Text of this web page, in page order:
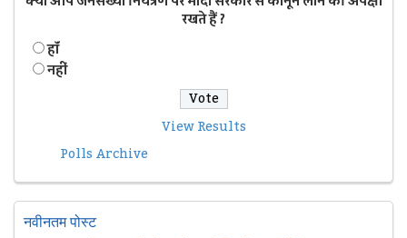
रखते हैं ?
हॉं
नहीं
View Results
Polls Archive
नवीनतम पोस्ट